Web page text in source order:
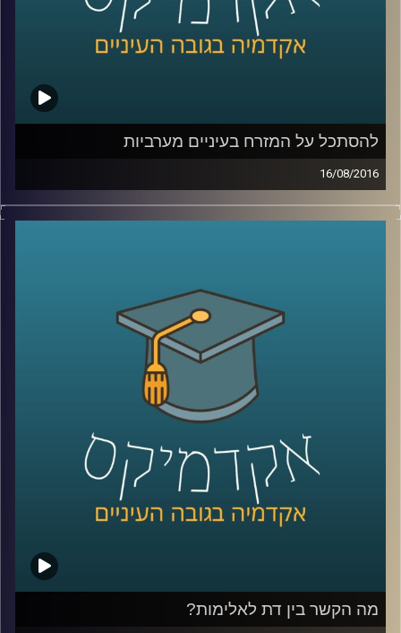
להסתכל על המזרח בעיניים מערביות
16/08/2016
השעה הבינתחומית נודדת אל נופים היסטוריים.
במדיום הצילום. על תיעוד האוריינט בעיניים
מערביות, עבריות, ערביות-פלסטיניות-מקומיות
וההשפעות הרבות שיש לתמונת המצב
המורכבת הזו ולאופן בה היא מתעודת. הרבה
שאלות של ביצה ותרנגולת, תרבות ואמנות,
קולוניאליזם ואותנטיות.
קרדיט תמונות:AudioVersity
מה הקשר בין דת לאלימות?